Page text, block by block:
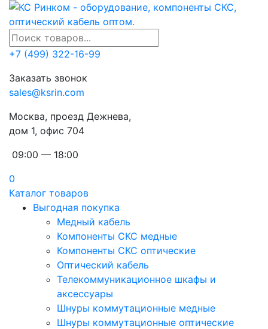
+7 (499) 322-16-99
Заказать звонок
sales@ksrin.com
Москва, проезд Дежнева,
дом 1, офис 704
09:00 — 18:00
0
Каталог товаров
Выгодная покупка
Медный кабель
Компоненты СКС медные
Компоненты СКС оптические
Оптический кабель
Телекоммуникационное шкафы и
аксессуары
Шнуры коммутационные медные
Шнуры коммутационные оптические